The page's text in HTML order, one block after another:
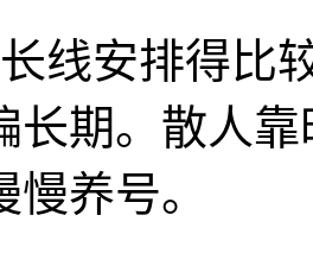
线安排得比
长期。散人
养号。